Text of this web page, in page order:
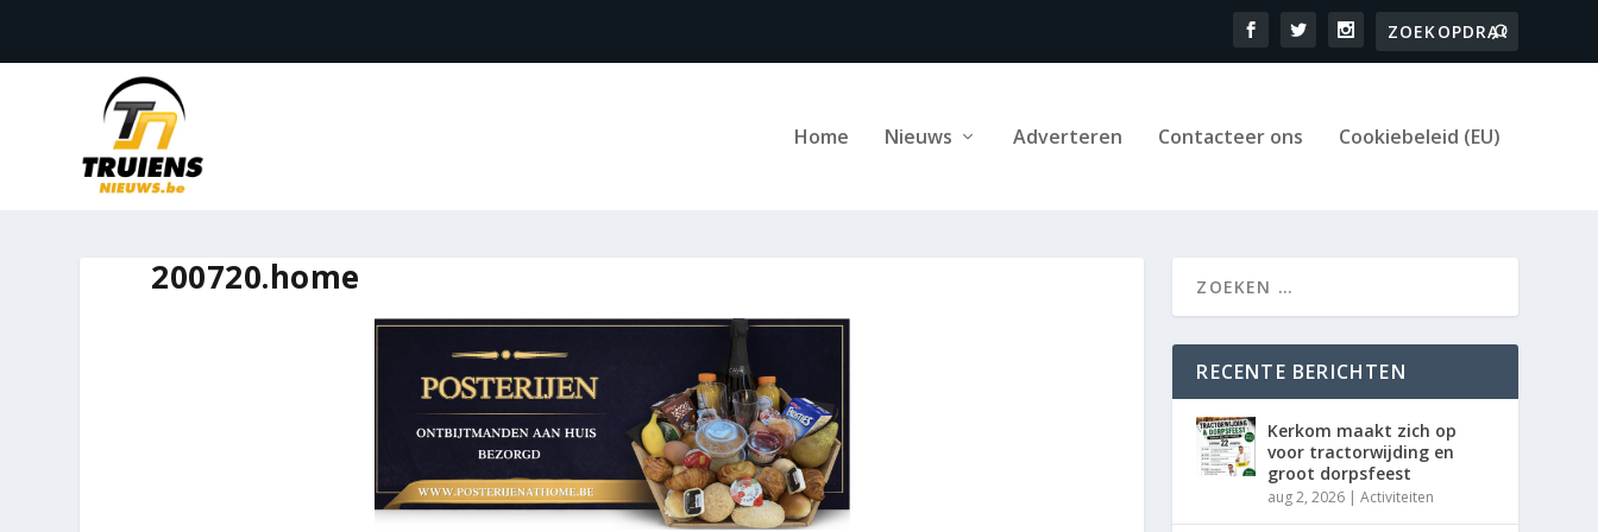
Home Nieuws Adverteren Contacteer ons Cookiebeleid (EU)
200720.home
RECENTE BERICHTEN
Kerkom maakt zich op
voor tractorwijding en
groot dorpsfeest
aug 2, 2026 |Activiteiten